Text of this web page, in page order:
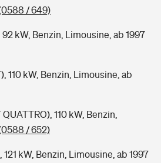
/ 649)
kW, Benzin, Limousine, ab 1997
110 kW, Benzin, Limousine, ab
110 kW, Benzin,
/ 652)
kW, Benzin, Limousine, ab 1997